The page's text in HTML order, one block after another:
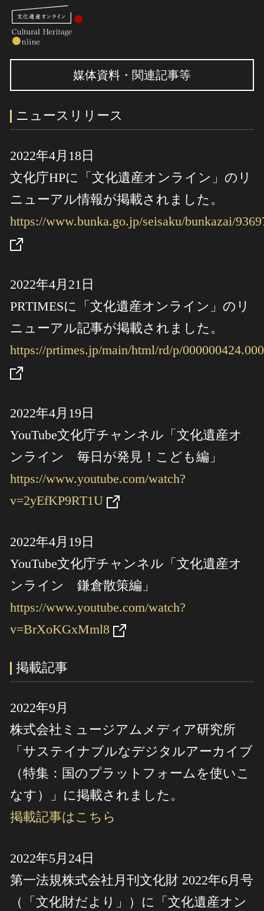
トップ
作品一覧
全国の美術館・博物館
世界遺産
無形文化遺産
動画で見る無形の文化財
媒体資料・関連記事等
博物館、美術館の皆さまへ
関連サイトリンク
サイトマップ
サイトのご意見はこちら
媒体資料・関連記事等
ニュースリリース
2022年4月18日
文化庁HPに「文化遺産オンライン」のリ
ニューアル情報が掲載されました。
https://www.bunka.go.jp/seisaku/bunkazai/
2022年4月21日
PRTIMESに「文化遺産オンライン」のリ
ニューアル記事が掲載されました。
https://prtimes.jp/main/html/rd/p/
2022年4月19日
YouTube文化庁チャンネル「文化遺産オ
ンライン 毎日が発見！こども編」
https://www.youtube.com/watch?
v=2yEfKP9RT1U
2022年4月19日
YouTube文化庁チャンネル「文化遺産オ
ンライン 鎌倉散策編」
https://www.youtube.com/watch?
v=BrXoKGxMml8
掲載記事
2022年9月
株式会社ミュージアムメディア研究所
「サステイナブルなデジタルアーカイブ
（特集：国のプラットフォームを使いこ
なす）」に掲載されました。
掲載記事はこちら
2022年5月24日
第一法規株式会社月刊文化財 2022年6月号
（「文化財だより」）に「文化遺産オン